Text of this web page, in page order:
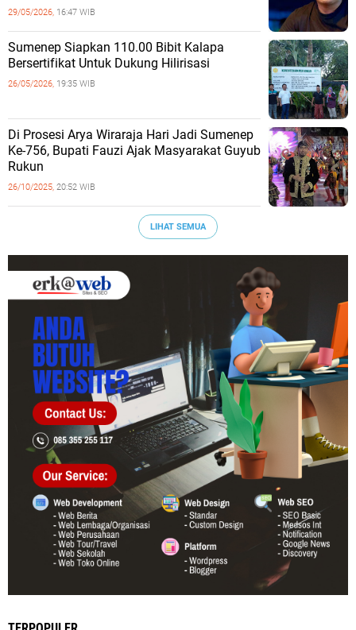
29/05/2026, 16:47 WIB
Sumenep Siapkan 110.00 Bibit Kalapa
Bersertifikat Untuk Dukung Hilirisasi
26/05/2026, 19:35 WIB
Di Prosesi Arya Wiraraja Hari Jadi Sumenep
Ke-756, Bupati Fauzi Ajak Masyarakat Guyub
Rukun
26/10/2025, 20:52 WIB
LIHAT SEMUA